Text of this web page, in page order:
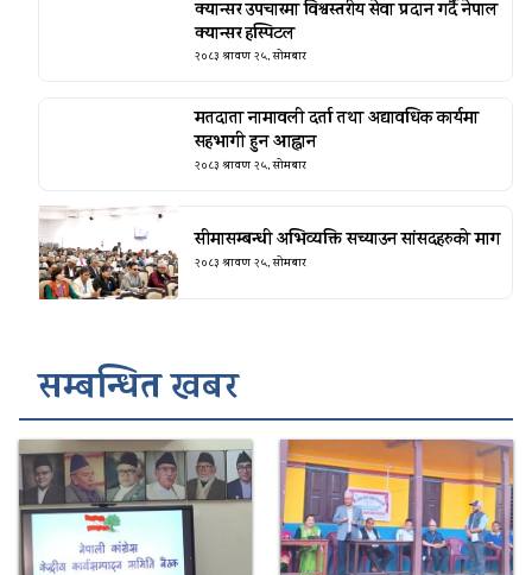
क्यान्सर उपचारमा विश्वस्तरीय सेवा प्रदान गर्दै नेपाल
क्यान्सर हस्पिटल
२०८३ श्रावण २५, सोमबार
मतदाता नामावली दर्ता तथा अद्यावधिक कार्यमा
सहभागी हुन आह्वान
२०८३ श्रावण २५, सोमबार
सीमासम्बन्धी अभिव्यक्ति सच्याउन सांसदहरुको माग
२०८३ श्रावण २५, सोमबार
सम्बन्धित खबर